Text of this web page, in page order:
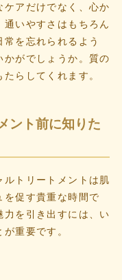
アだけでなく、心か
いやすさはもちろん
を忘れられるよう
かがでしょうか。質の
らしてくれます。
ント前に知りた
ルトリートメントは肌
を促す貴重な時間で
を引き出すには、い
重要です。